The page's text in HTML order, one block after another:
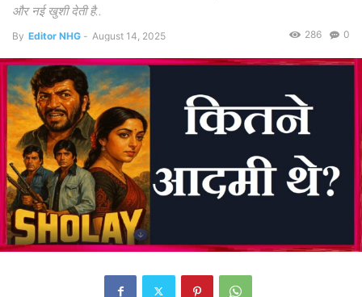
और नई खुशी देती है..
By Editor NHG - August 14, 2025 0
286